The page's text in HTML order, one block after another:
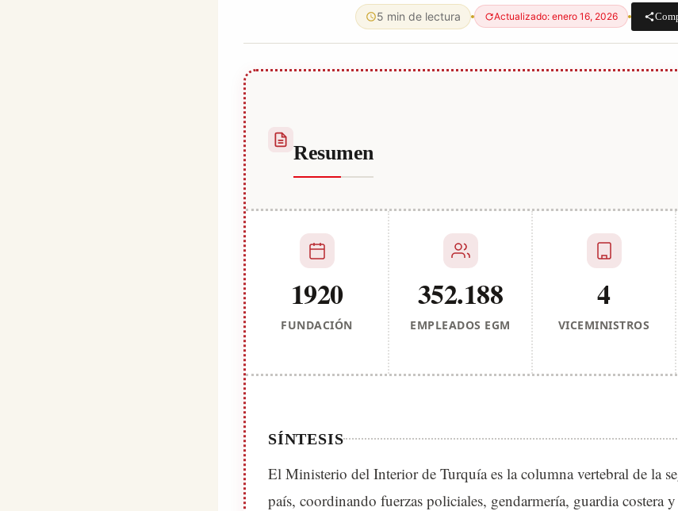
5 min de lectura Actualizado: enero 16, 2026
Resumen
1920
FUNDACIÓN
352.188
EMPLEADOS EGM
4
VICEMINISTROS
SÍNTESIS
El Ministerio del Interior de Turquía es la columna vertebral de la
país, coordinando fuerzas policiales, gendarmería, guardia costera